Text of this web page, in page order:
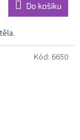
Do košíku
Kód: 6650